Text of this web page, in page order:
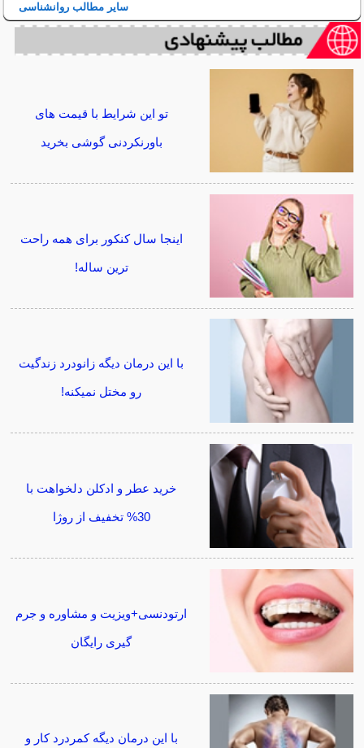
سایر مطالب روانشناسی
تو این شرایط با قیمت های
باورنکردنی گوشی بخرید
اینجا سال کنکور برای همه راحت
ترین ساله!
با این درمان دیگه زانودرد زندگیت
رو مختل نمیکنه!
خرید عطر و ادکلن دلخواهت با
30% تخفیف از روژا
ارتودنسی+ویزیت و مشاوره و جرم
گیری رایگان
با این درمان دیگه کمردرد کار و